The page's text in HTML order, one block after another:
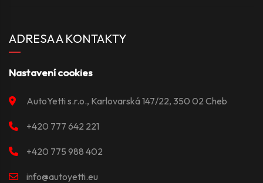
ADRESA A KONTAKTY
Nastavení cookies
AutoYetti s.r.o., Karlovarská 147/22, 350 02 Cheb
+420 777 642 221
+420 775 988 402
info@autoyetti.eu